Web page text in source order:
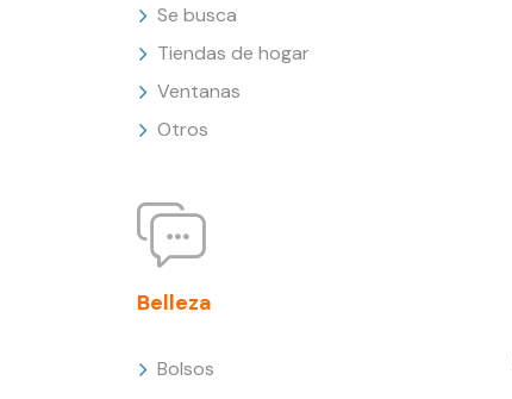
Se busca
Tiendas de hogar
Ventanas
Otros
Belleza
Bolsos